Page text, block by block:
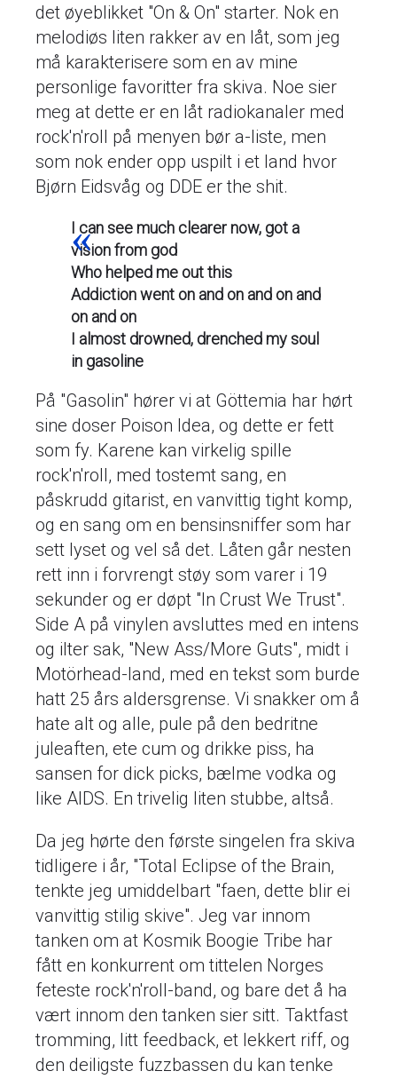
det øyeblikket "On & On" starter. Nok en
melodiøs liten rakker av en låt, som jeg
må karakterisere som en av mine
personlige favoritter fra skiva. Noe sier
meg at dette er en låt radiokanaler med
rock'n'roll på menyen bør a-liste, men
som nok ender opp uspilt i et land hvor
Bjørn Eidsvåg og DDE er the shit.
I can see much clearer now, got a
vision from god
Who helped me out this
Addiction went on and on and on and
on and on
I almost drowned, drenched my soul
in gasoline
På "Gasolin" hører vi at Göttemia har hørt
sine doser Poison Idea, og dette er fett
som fy. Karene kan virkelig spille
rock'n'roll, med tostemt sang, en
påskrudd gitarist, en vanvittig tight komp,
og en sang om en bensinsniffer som har
sett lyset og vel så det. Låten går nesten
rett inn i forvrengt støy som varer i 19
sekunder og er døpt "In Crust We Trust".
Side A på vinylen avsluttes med en intens
og ilter sak, "New Ass/More Guts", midt i
Motörhead-land, med en tekst som burde
hatt 25 års aldersgrense. Vi snakker om å
hate alt og alle, pule på den bedritne
juleaften, ete cum og drikke piss, ha
sansen for dick picks, bælme vodka og
like AIDS. En trivelig liten stubbe, altså.
Da jeg hørte den første singelen fra skiva
tidligere i år, "Total Eclipse of the Brain,
tenkte jeg umiddelbart "faen, dette blir ei
vanvittig stilig skive". Jeg var innom
tanken om at Kosmik Boogie Tribe har
fått en konkurrent om tittelen Norges
feteste rock'n'roll-band, og bare det å ha
vært innom den tanken sier sitt. Taktfast
tromming, litt feedback, et lekkert riff, og
den deiligste fuzzbassen du kan tenke